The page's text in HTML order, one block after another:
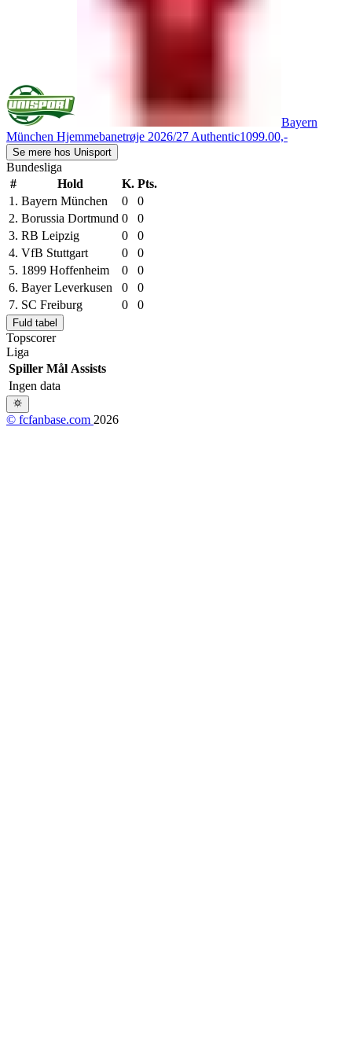
Bayern
München Hjemmebanetrøje 2026/27 Authentic1099.00,-
Se mere hos Unisport
Bundesliga
#
Hold K. Pts.
1. Bayern München 0
0
2. Borussia Dortmund 0
0
3. RB Leipzig 0
0
4. VfB Stuttgart 0
0
5. 1899 Hoffenheim 0
0
6. Bayer Leverkusen 0
0
7. SC Freiburg 0 0
Fuld tabel
Topscorer
Liga
Spiller Mål Assists
Ingen data
© fcfanbase.com 2026